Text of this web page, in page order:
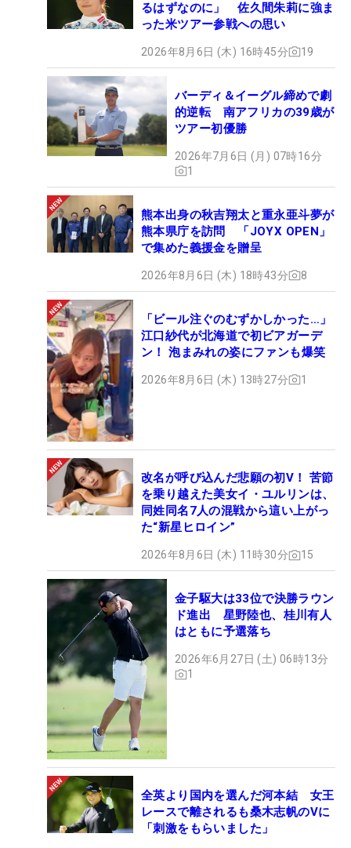
るはずなのに」 佐久間朱莉に強ま
った米ツアー参戦への思い
2026年8月6日 (木) 16時45分 19
バーディ＆イーグル締めで劇
的逆転 南アフリカの39歳が
ツアー初優勝
2026年7月6日 (月) 07時16分
1
熊本出身の秋吉翔太と重永亜斗夢が
熊本県庁を訪問 「JOYX OPEN」
で集めた義援金を贈呈
2026年8月6日 (木) 18時43分 8
「ビール注ぐのむずかしかった…」
江口紗代が北海道で初ビアガーデ
ン！ 泡まみれの姿にファンも爆笑
2026年8月6日 (木) 13時27分 1
改名が呼び込んだ悲願の初V！ 苦節
を乗り越えた美女イ・ユルリンは、
同姓同名7人の混戦から這い上がっ
た“新星ヒロイン”
2026年8月6日 (木) 11時30分 15
金子駆大は33位で決勝ラウン
ド進出 星野陸也、桂川有人
はともに予選落ち
2026年6月27日 (土) 06時13分
1
全英より国内を選んだ河本結 女王
レースで離されるも桑木志帆のVに
「刺激をもらいました」